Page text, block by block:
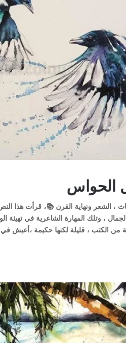
الحواس
، الشعر ونهاية القرن 📚، قرأت هذا
، وتلك المهارة الشاعرية في تهيئة
من الكتب ، قليلة لكنها حكيمة ،أعيش